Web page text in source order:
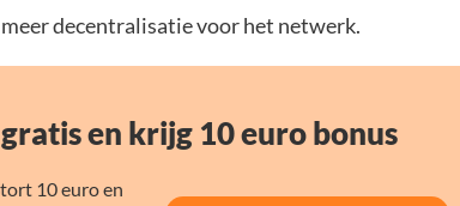
decentralisatie voor het netwerk.
en krijg 10 euro bonus
10 euro en